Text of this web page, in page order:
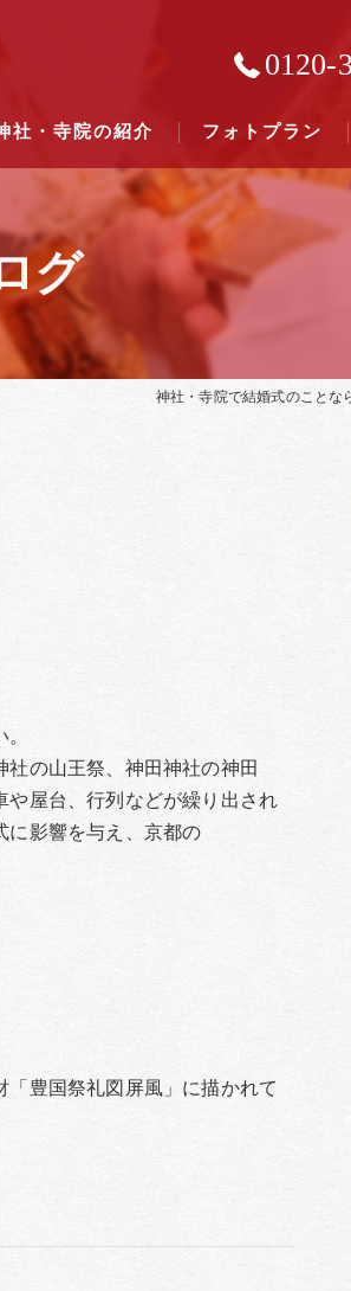
0120-
社・寺院の紹介
結婚式のできる東京都下の神社一覧（４０
結婚式のできる関東六県の神社一覧（７５
フォトプラン
グ
神社・寺院で結婚式のことな
の山王祭、神田神社の神田
や屋台、行列などが繰り出され
に影響を与え、京都の
豊国祭礼図屏風」に描かれて